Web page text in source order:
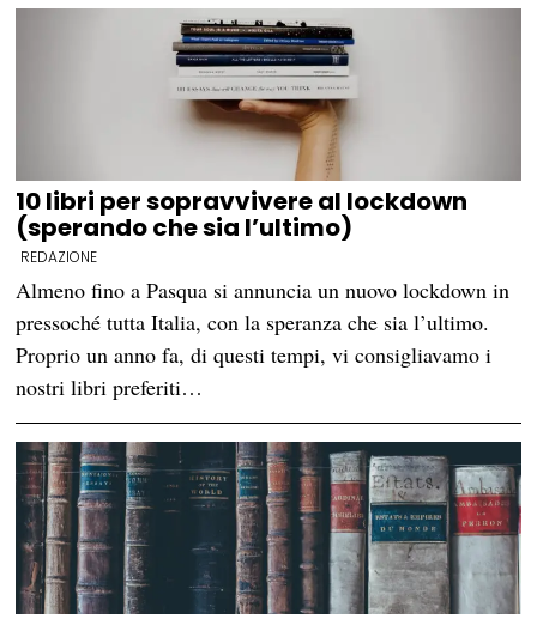
10 libri per sopravvivere al lockdown
(sperando che sia l’ultimo)
REDAZIONE
Almeno fino a Pasqua si annuncia un nuovo lockdown in
pressoché tutta Italia, con la speranza che sia l’ultimo.
Proprio un anno fa, di questi tempi, vi consigliavamo i
nostri libri preferiti…